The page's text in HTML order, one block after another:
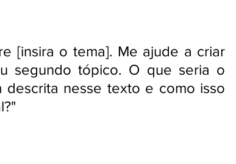
[insira o tema]. Me ajude a criar
segundo tópico. O que seria o
nesse texto e como isso